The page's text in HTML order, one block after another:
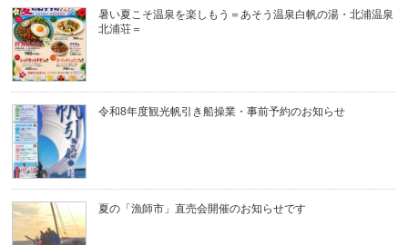
暑い夏こそ温泉を楽しもう＝あそう温泉白帆の湯・北浦温泉
北浦荘＝
令和8年度観光帆引き船操業・事前予約のお知らせ
夏の「漁師市」直売会開催のお知らせです